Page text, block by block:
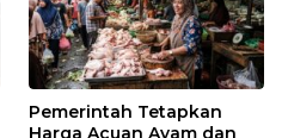
Pemerintah Tetapkan
Harga Acuan Ayam dan